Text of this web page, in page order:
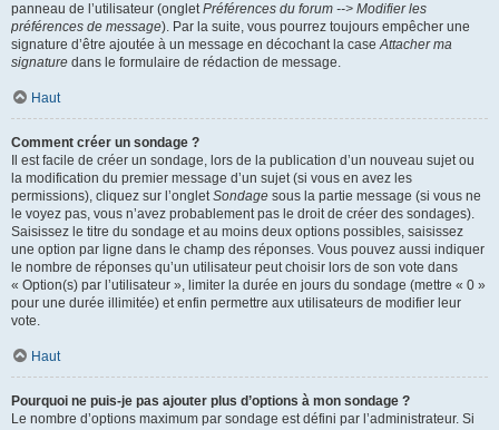
panneau de l’utilisateur (ongletPréférences du forum --> Modifier les
préférences de message). Par la suite, vous pourrez toujours empêcher une
signature d’être ajoutée à un message en décochant la caseAttacher ma
signature dans le formulaire de rédaction de message.
Haut
Comment créer un sondage ?
Il est facile de créer un sondage, lors de la publication d’un nouveau sujet ou
la modification du premier message d’un sujet (si vous en avez les
permissions), cliquez sur l’ongletSondage sous la partie message (si vous ne
le voyez pas, vous n’avez probablement pas le droit de créer des sondages).
Saisissez le titre du sondage et au moins deux options possibles, saisissez
une option par ligne dans le champ des réponses. Vous pouvez aussi indiquer
le nombre de réponses qu’un utilisateur peut choisir lors de son vote dans
« Option(s) par l’utilisateur », limiter la durée en jours du sondage (mettre « 0 »
pour une durée illimitée) et enfin permettre aux utilisateurs de modifier leur
vote.
Haut
Pourquoi ne puis-je pas ajouter plus d’options à mon sondage ?
Le nombre d’options maximum par sondage est défini par l’administrateur. Si